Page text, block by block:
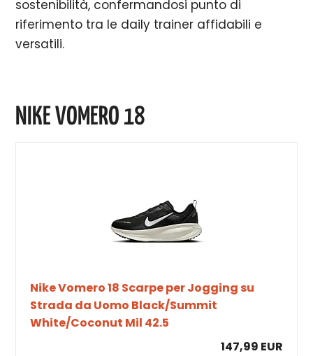
sostenibilità, confermandosi punto di
riferimento tra le daily trainer affidabili e
versatili.
NIKE VOMERO 18
Nike Vomero 18 Scarpe per Jogging su
Strada da Uomo Black/Summit
White/Coconut Mil 42.5
147,99 EUR